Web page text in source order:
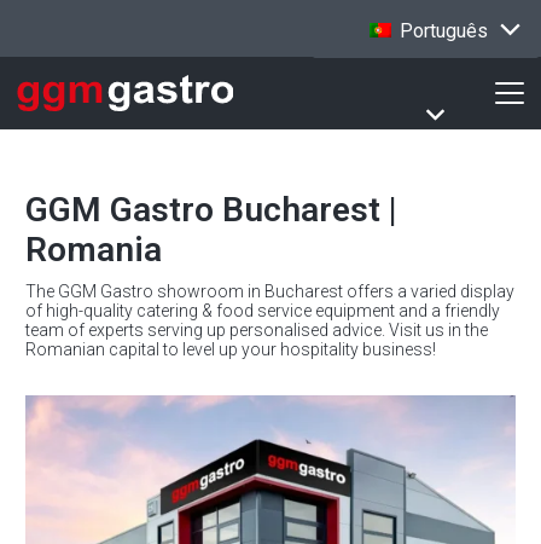
Português
GGM Gastro Bucharest |
Romania
The GGM Gastro showroom in Bucharest offers a varied display
of high-quality catering & food service equipment and a friendly
team of experts serving up personalised advice. Visit us in the
Romanian capital to level up your hospitality business!